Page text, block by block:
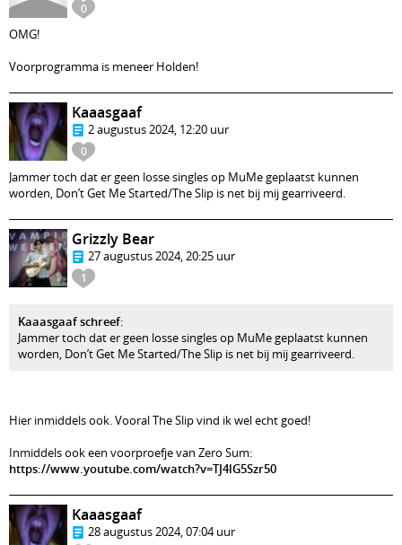
0
OMG!
Voorprogramma is meneer Holden!
0
Kaaasgaaf
2 augustus 2024, 12:20 uur
Jammer toch dat er geen losse singles op MuMe geplaatst kunnen
worden, Don’t Get Me Started/The Slip is net bij mij gearriveerd.
1
Grizzly Bear
27 augustus 2024, 20:25 uur
Kaaasgaaf schreef:
Jammer toch dat er geen losse singles op MuMe geplaatst kunnen
worden, Don’t Get Me Started/The Slip is net bij mij gearriveerd.
Hier inmiddels ook. Vooral The Slip vind ik wel echt goed!
Inmiddels ook een voorproefje van Zero Sum:
https://www.youtube.com/watch?v=TJ4lG5Szr50
Kaaasgaaf
28 augustus 2024, 07:04 uur